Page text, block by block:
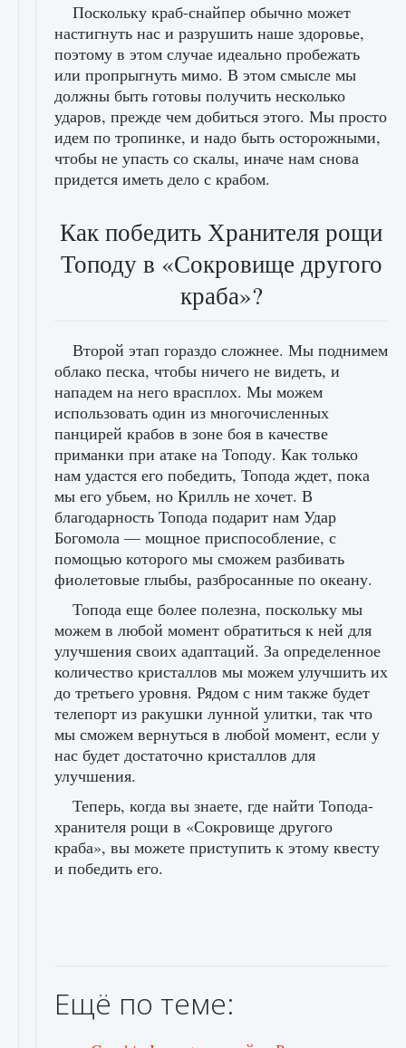
Поскольку краб-снайпер обычно может
настигнуть нас и разрушить наше здоровье,
поэтому в этом случае идеально пробежать
или пропрыгнуть мимо. В этом смысле мы
должны быть готовы получить несколько
ударов, прежде чем добиться этого. Мы просто
идем по тропинке, и надо быть осторожными,
чтобы не упасть со скалы, иначе нам снова
придется иметь дело с крабом.
Как победить Хранителя рощи
Топоду в «Сокровище другого
краба»?
Второй этап гораздо сложнее. Мы поднимем
облако песка, чтобы ничего не видеть, и
нападем на него врасплох. Мы можем
использовать один из многочисленных
панцирей крабов в зоне боя в качестве
приманки при атаке на Топоду. Как только
нам удастся его победить, Топода ждет, пока
мы его убьем, но Крилль не хочет. В
благодарность Топода подарит нам Удар
Богомола — мощное приспособление, с
помощью которого мы сможем разбивать
фиолетовые глыбы, разбросанные по океану.
Топода еще более полезна, поскольку мы
можем в любой момент обратиться к ней для
улучшения своих адаптаций. За определенное
количество кристаллов мы можем улучшить их
до третьего уровня. Рядом с ним также будет
телепорт из ракушки лунной улитки, так что
мы сможем вернуться в любой момент, если у
нас будет достаточно кристаллов для
улучшения.
Теперь, когда вы знаете, где найти Топода-
хранителя рощи в «Сокровище другого
краба», вы можете приступить к этому квесту
и победить его.
Ещё по теме: